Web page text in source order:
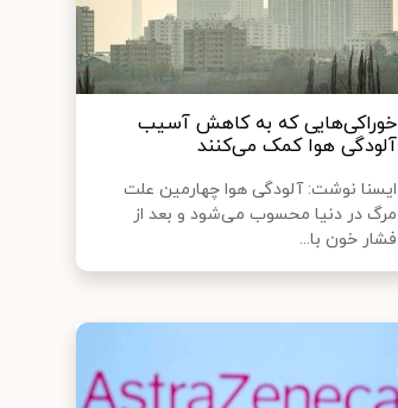
خوراکی‌هایی که به کاهش آسیب
آلودگی هوا کمک می‌کنند
ایسنا نوشت: آلودگی هوا چهارمین علت
مرگ در دنیا محسوب می‌شود و بعد از
فشار خون با...